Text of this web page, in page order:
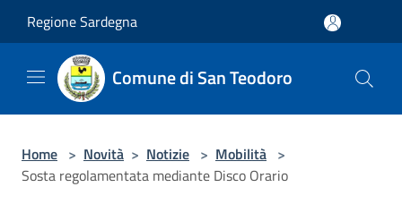
Regione Sardegna
Comune di San Teodoro
Home > Novità > Notizie > Mobilità >
Sosta regolamentata mediante Disco Orario